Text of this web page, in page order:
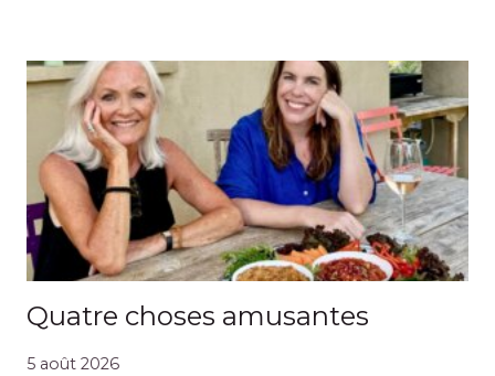
Quatre choses amusantes
5 août 2026